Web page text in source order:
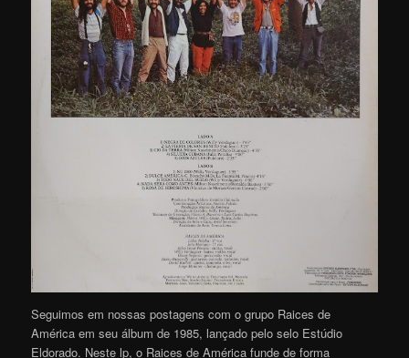
Seguimos em nossas postagens com o grupo Raices de
América em seu álbum de 1985, lançado pelo selo Estúdio
Eldorado. Neste lp, o Raices de América funde de forma